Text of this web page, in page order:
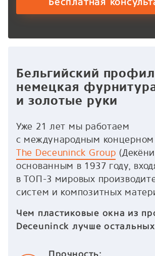
Бельгийский
немецкая
и золотые руки
Уже 21 лет мы работаем
с международным концерном
The Deceuninck Group
основанным в 1937 году,
в ТОП-3 мировых
систем и композитных
Чем пластиковые окна из
Deceuninck лучше